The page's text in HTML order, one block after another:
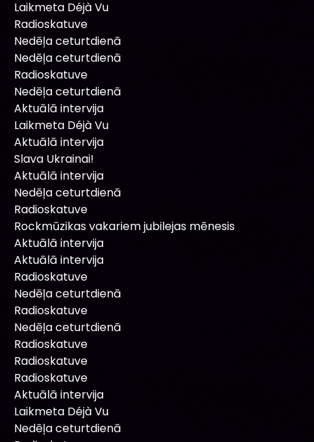
Laikmeta Déjà Vu
Radioskatuve
Nedēļa ceturtdienā
Nedēļa ceturtdienā
Radioskatuve
Nedēļa ceturtdienā
Aktuālā intervija
Laikmeta Déjà Vu
Aktuālā intervija
Slava Ukrainai!
Aktuālā intervija
Nedēļa ceturtdienā
Radioskatuve
Rockmūzikas vakariem jubilejas mēnesis
Aktuālā intervija
Aktuālā intervija
Radioskatuve
Nedēļa ceturtdienā
Radioskatuve
Nedēļa ceturtdienā
Radioskatuve
Radioskatuve
Radioskatuve
Aktuālā intervija
Laikmeta Déjà Vu
Nedēļa ceturtdienā